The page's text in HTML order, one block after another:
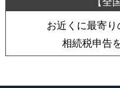
お近くに最寄
相続税申告